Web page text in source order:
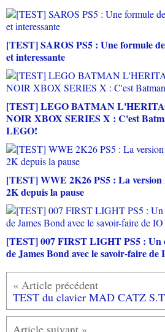
[TEST] SAROS PS5 : Une formule
et interessante
[TEST] LEGO BATMAN
NOIR XBOX SERIES X : C'est
LEGO!
[TEST] WWE 2K26 PS5 : La
2K depuis la pause
[TEST] 007 FIRST LIGHT PS5 : Un
de James Bond avec le savoir-faire